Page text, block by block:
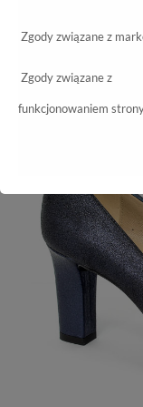
Zgody związane z
Zgody związane z
funkcjonowaniem